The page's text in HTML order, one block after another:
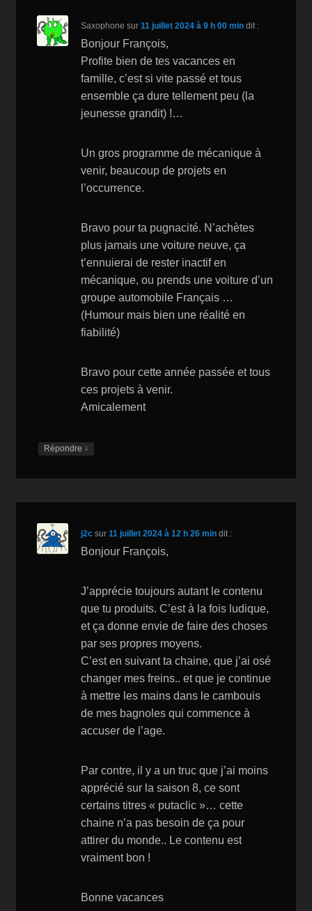
Saxophone sur11 juillet 2024 à 9 h 00 min dit :
Bonjour François,
Profite bien de tes vacances en
famille, c’est si vite passé et tous
ensemble ça dure tellement peu (la
jeunesse grandit) !…
Un gros programme de mécanique à
venir, beaucoup de projets en
l’occurrence.
Bravo pour ta pugnacité. N’achètes
plus jamais une voiture neuve, ça
t’ennuierai de rester inactif en
mécanique, ou prends une voiture d’un
groupe automobile Français …
(Humour mais bien une réalité en
fiabilité)
Bravo pour cette année passée et tous
ces projets à venir.
Amicalement
Répondre ↓
j2c sur11 juillet 2024 à 12 h 26 min dit :
Bonjour François,
J’apprécie toujours autant le contenu
que tu produits. C’est à la fois ludique,
et ça donne envie de faire des choses
par ses propres moyens.
C’est en suivant ta chaine, que j’ai osé
changer mes freins.. et que je continue
à mettre les mains dans le cambouis
de mes bagnoles qui commence à
accuser de l’age.
Par contre, il y a un truc que j’ai moins
apprécié sur la saison 8, ce sont
certains titres « putaclic »… cette
chaine n’a pas besoin de ça pour
attirer du monde.. Le contenu est
vraiment bon !
Bonne vacances